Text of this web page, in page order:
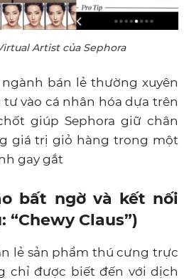
Artist của Sephora
bán lẻ thường xuyên
tư vào cá nhân hóa dựa trên
giúp Sephora giữ chân
giá trị giỏ hàng trong một
gay gắt
bất ngờ và kết nối
“Chewy Claus”)
lẻ sản phẩm thú cưng trực
chỉ được biết đến với dịch